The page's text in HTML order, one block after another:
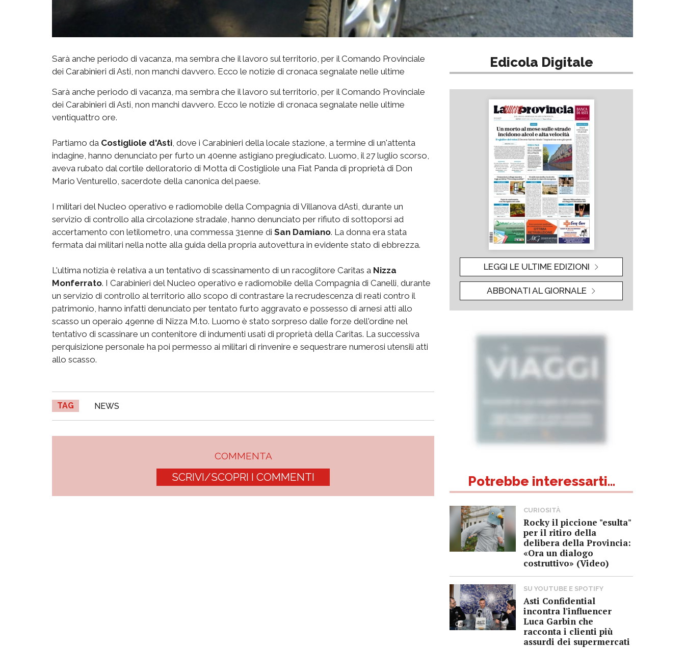
Sarà anche periodo di vacanza, ma sembra che il lavoro sul territorio, per il Comando Provinciale
dei Carabinieri di Asti, non manchi davvero. Ecco le notizie di cronaca segnalate nelle ultime
Sarà anche periodo di vacanza, ma sembra che il lavoro sul territorio, per il Comando Provinciale
dei Carabinieri di Asti, non manchi davvero. Ecco le notizie di cronaca segnalate nelle ultime
ventiquattro ore.
Partiamo da Costigliole d'Asti , dove i Carabinieri della locale stazione, a termine di un'attenta
indagine, hanno denunciato per furto un 40enne astigiano pregiudicato. Luomo, il 27 luglio scorso,
aveva rubato dal cortile delloratorio di Motta di Costigliole una Fiat Panda di proprietà di Don
Mario Venturello, sacerdote della canonica del paese.
I militari del Nucleo operativo e radiomobile della Compagnia di Villanova dAsti, durante un
servizio di controllo alla circolazione stradale, hanno denunciato per rifiuto di sottoporsi ad
accertamento con letilometro, una commessa 31enne di San Damiano. La donna era stata
fermata dai militari nella notte alla guida della propria autovettura in evidente stato di ebbrezza.
L'ultima notizia è relativa a un tentativo di scassinamento di un racoglitore Caritas a Nizza
Monferrato. I Carabinieri del Nucleo operativo e radiomobile della Compagnia di Canelli, durante
un servizio di controllo al territorio allo scopo di contrastare la recrudescenza di reati contro il
patrimonio, hanno infatti denunciato per tentato furto aggravato e possesso di arnesi atti allo
scasso un operaio 49enne di Nizza M.to. Luomo è stato sorpreso dalle forze dell'ordine nel
tentativo di scassinare un contenitore di indumenti usati di proprietà della Caritas. La successiva
perquisizione personale ha poi permesso ai militari di rinvenire e sequestrare numerosi utensili atti
allo scasso.
TAG NEWS
COMMENTA
SCRIVI/SCOPRI I COMMENTI
Edicola Digitale
LEGGI LE ULTIME EDIZIONI
ABBONATI AL GIORNALE
Potrebbe interessarti...
CURIOSITÀ
Rocky il piccione "esulta"
per il ritiro della
delibera della Provincia:
«Ora un dialogo
costruttivo» (Video)
SU YOUTUBE E SPOTIFY
Asti Confidential
incontra l'influencer
Luca Garbin che
racconta i clienti più
assurdi dei supermercati